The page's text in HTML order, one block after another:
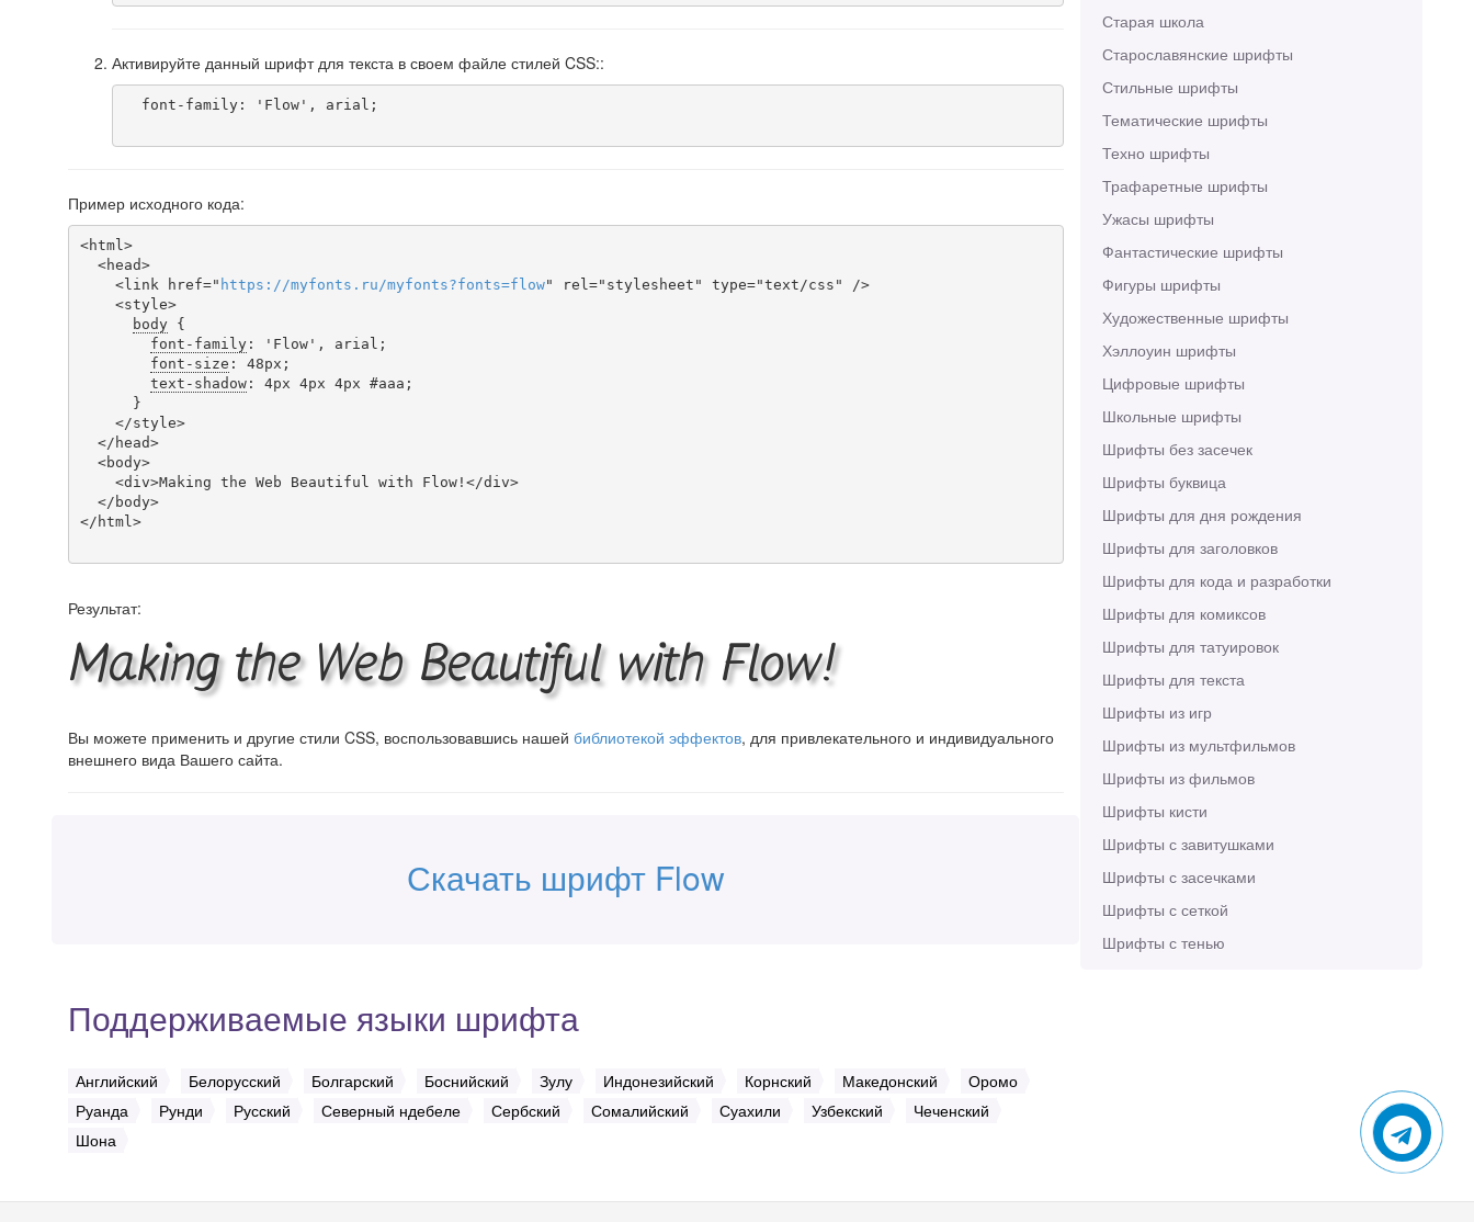
Старая школа
Старославянские шрифты
Стильные шрифты
Тематические шрифты
Техно шрифты
Трафаретные шрифты
Ужасы шрифты
Фантастические шрифты
Фигуры шрифты
Художественные шрифты
Хэллоуин шрифты
Цифровые шрифты
Школьные шрифты
Шрифты без засечек
Шрифты буквица
Шрифты для дня рождения
Шрифты для заголовков
Шрифты для кода и разработки
Шрифты для комиксов
Шрифты для татуировок
Шрифты для текста
Шрифты из игр
Шрифты из мультфильмов
Шрифты из фильмов
Шрифты кисти
Шрифты с завитушками
Шрифты с засечками
Шрифты с сеткой
Шрифты с тенью
Активируйте данный шрифт для текста в своем файле стилей CSS::
Пример исходного кода:
<html>
    <link href="
https ://myfonts . ru/myfonts?fonts=flow" rel="stylesheet" type="text/css" />
body {
font-family: 'Flow', arial;
font-size : 48px;
text-shadow: 4px 4px 4px #aaa;
</html>
Результат:
Making the Web Beautiful with Flow!
Вы можете применить и другие стили CSS, воспользовавшись нашей библиотекой эффектов, для привлекательного и индивидуального
внешнего вида Вашего сайта.
Скачать шрифт Flow
Поддерживаемые языки шрифта
Английский Белорусский Болгарский Боснийский Зулу Индонезийский Корнский Македонский
Оромо
Руанда
Рунди Русский Северный ндебеле Сербский Сомалийский Суахили Узбекский
Чеченский
Шона